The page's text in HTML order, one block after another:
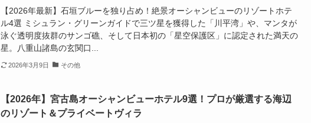
【2026年最新】石垣ブルーを独り占め！絶景オーシャンビューのリゾートホテ
ル4選 ミシュラン・グリーンガイドで三ツ星を獲得した「川平湾」や、マンタが
泳ぐ透明度抜群のサンゴ礁、そして日本初の「星空保護区」に認定された満天の
星。八重山諸島の玄関口...
2026年3月9日 その他
【2026年】宮古島オーシャンビューホテル9選！プロが厳選する海辺
のリゾート＆プライベートヴィラ